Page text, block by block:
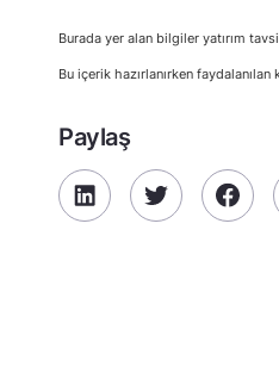
Burada yer alan bilgiler yatırım
Bu içerik hazırlanırken faydalanılan
Paylaş